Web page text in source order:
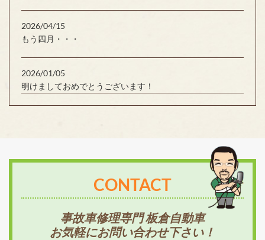
2026/04/15
もう四月・・・
2026/01/05
明けましておめでとうございます！
CONTACT
事故車修理専門 板倉自動車
お気軽にお問い合わせ下さい！